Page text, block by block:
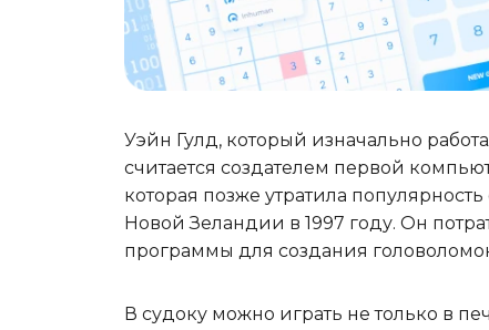
Уэйн Гулд, который изначально
считается создателем первой
которая позже утратила
Новой Зеландии в 1997 году. Он
программы для создания
В судоку можно играть не только в